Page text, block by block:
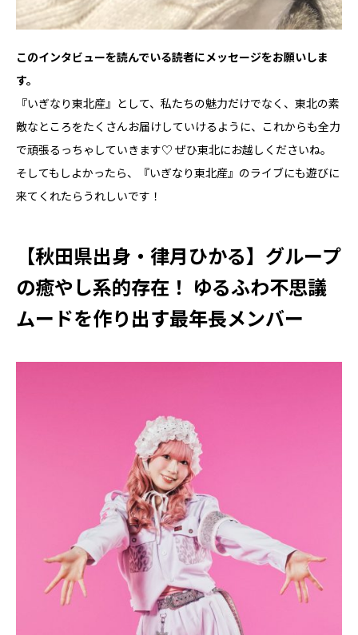
――このインタビューを読んでいる読者にメッセージをお願いしま
す。
『いぎなり東北産』として、私たちの魅力だけでなく、東北の素
敵なところをたくさんお届けしていけるように、これからも全力
で頑張るっちゃしていきます♡ ぜひ東北にお越しくださいね。
そしてもしよかったら、『いぎなり東北産』のライブにも遊びに
来てくれたらうれしいです！
【秋田県出身・律月ひかる】グループ
の癒やし系的存在！ ゆるふわ不思議
ムードを作り出す最年長メンバー